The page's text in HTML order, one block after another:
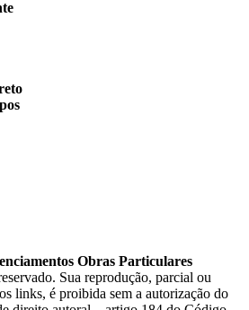
Obras Particulares
Sua reprodução, parcial ou
links, é proibida sem a autorização do